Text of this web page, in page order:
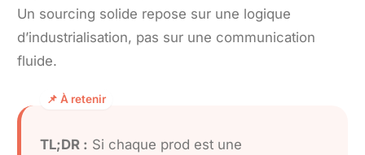
Un sourcing solide repose sur une logique
d’industrialisation, pas sur une communication
fluide.
TL;DR : Si chaque prod est une